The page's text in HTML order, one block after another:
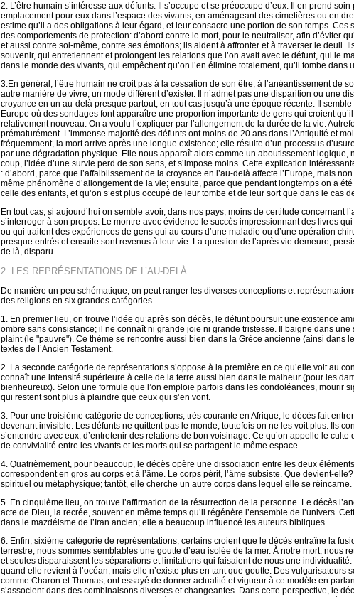
2. L’être humain s’intéresse aux défunts. Il s’occupe et se préoccupe d’eux. Il en prend
emplacement pour eux dans l’espace des vivants, en aménageant des cimetières ou en
estime qu’il a des obligations à leur égard, et leur consacre une portion de son temps.
des comportements de protection: d’abord contre le mort, pour le neutraliser, afin d’éviter
et aussi contre soi-même, contre ses émotions; ils aident à affronter et à traverser le deuil.
souvenir, qui entretiennent et prolongent les relations que l’on avait avec le défunt, qui le
dans le monde des vivants, qui empêchent qu’on l’en élimine totalement, qu’il tombe dans
3.En général, l’être humain ne croit pas à la cessation de son être, à l’anéantissement de
autre manière de vivre, un mode différent d’exister. Il n’admet pas une disparition ou une
croyance en un au-delà presque partout, en tout cas jusqu’à une époque récente. Il
Europe où des sondages font apparaître une proportion importante de gens qui croient qu’il
relativement nouveau. On a voulu l’expliquer par l’allongement de la durée de la vie.
prématurément. L’immense majorité des défunts ont moins de 20 ans dans l’Antiquité et
fréquemment, la mort arrive après une longue existence; elle résulte d’un processus
par une dégradation physique. Elle nous apparaît alors comme un aboutissement logique,
coup, l’idée d’une survie perd de son sens, et s’impose moins. Cette explication
: d’abord, parce que l’affaiblissement de la croyance en l’au-delà affecte l’Europe, mais
même phénomène d’allongement de la vie; ensuite, parce que pendant longtemps on a
celle des enfants, et qu’on s’est plus occupé de leur tombe et de leur sort que dans le cas
En tout cas, si aujourd’hui on semble avoir, dans nos pays, moins de certitude concernant
s’interroger à son propos. Le montre avec évidence le succès impressionnant des livres
ou qui traitent des expériences de gens qui au cours d’une maladie ou d’une opération
presque entrés et ensuite sont revenus à leur vie. La question de l’après vie demeure,
de là, disparu.
2. LES REPRÉSENTATIONS DE L’AU-DELÀ
De manière un peu schématique, on peut ranger les diverses conceptions et
des religions en six grandes catégories.
1. En premier lieu, on trouve l’idée qu’après son décès, le défunt poursuit une existence
ombre sans consistance; il ne connaît ni grande joie ni grande tristesse. Il baigne dans une
plaint (le "pauvre"). Ce thème se rencontre aussi bien dans la Grèce ancienne (ainsi dans
textes de l’Ancien Testament.
2. La seconde catégorie de représentations s’oppose à la première en ce qu’elle voit au
connaît une intensité supérieure à celle de la terre aussi bien dans le malheur (pour les
bienheureux). Selon une formule que l’on emploie parfois dans les condoléances, mourir
qui restent sont plus à plaindre que ceux qui s’en vont.
3. Pour une troisième catégorie de conceptions, très courante en Afrique, le décès fait
devenant invisible. Les défunts ne quittent pas le monde, toutefois on ne les voit plus. Ils
s’entendre avec eux, d’entretenir des relations de bon voisinage. Ce qu’on appelle le
de convivialité entre les vivants et les morts qui se partagent le même espace.
4. Quatrièmement, pour beaucoup, le décès opère une dissociation entre les deux
correspondent en gros au corps et à l’âme. Le corps périt, l’âme subsiste. Que devient-
spirituel ou métaphysique; tantôt, elle cherche un autre corps dans lequel elle se réincarne.
5. En cinquième lieu, on trouve l’affirmation de la résurrection de la personne. Le décès
acte de Dieu, la recrée, souvent en même temps qu’il régénère l’ensemble de l’univers.
dans le mazdéisme de l’Iran ancien; elle a beaucoup influencé les auteurs bibliques.
6. Enfin, sixième catégorie de représentations, certains croient que le décès entraîne la
terrestre, nous sommes semblables une goutte d’eau isolée de la mer. À notre mort, nous
et seules disparaissent les séparations et limitations qui faisaient de nous une
quand elle revient à l’océan, mais elle n’existe plus en tant que goutte. Des vulgarisateurs
comme Charon et Thomas, ont essayé de donner actualité et vigueur à ce modèle en
s’associent dans des combinaisons diverses et changeantes. Dans cette perspective, le